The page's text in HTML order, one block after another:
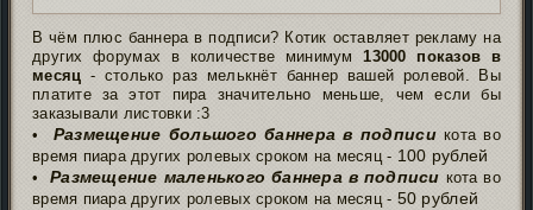
В чём плюс баннера в подписи? Котик оставляет рекламу на
других форумах в количестве минимум13000 показов в
месяц - столько раз мелькнёт баннер вашей ролевой. Вы
платите за этот пира значительно меньше, чем если бы
заказывали листовки :3
• Размещение большого баннера в подписикота во
время пиара других ролевых сроком на месяц - 100 рублей
•Размещение маленького баннера в подписи кота во
время пиара других ролевых сроком на месяц - 50 рублей